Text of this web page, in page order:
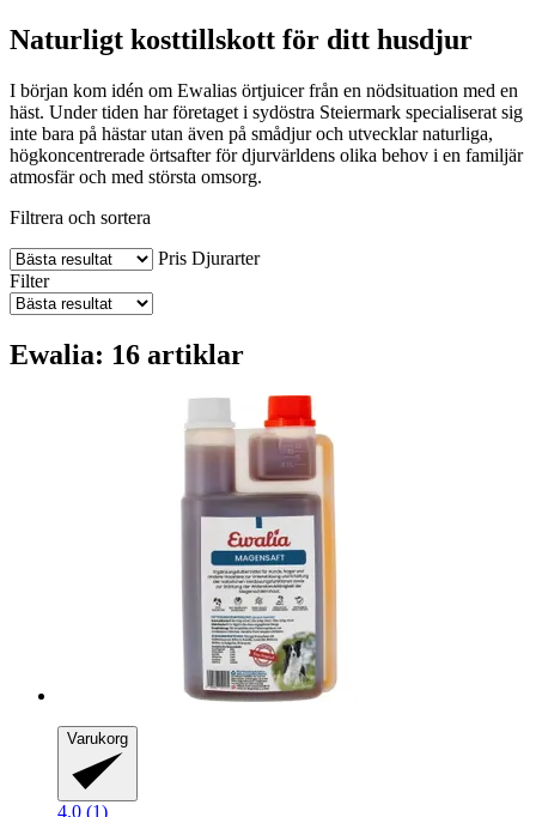
Naturligt kosttillskott för ditt husdjur
I början kom idén om Ewalias örtjuicer från en nödsituation med en
häst. Under tiden har företaget i sydöstra Steiermark specialiserat sig
inte bara på hästar utan även på smådjur och utvecklar naturliga,
högkoncentrerade örtsafter för djurvärldens olika behov i en familjär
atmosfär och med största omsorg.
Filtrera och sortera
Pris Djurarter
Filter
Ewalia: 16 artiklar
Varukorg
4.0 (1)